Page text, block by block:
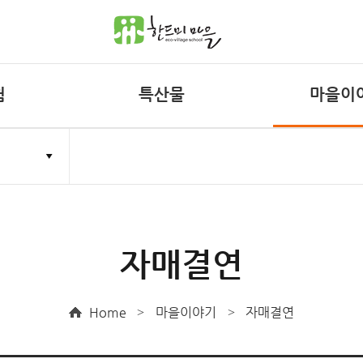
특산물 마을이
단수집거부
자매결연
Home > 마을이야기 > 자매결연